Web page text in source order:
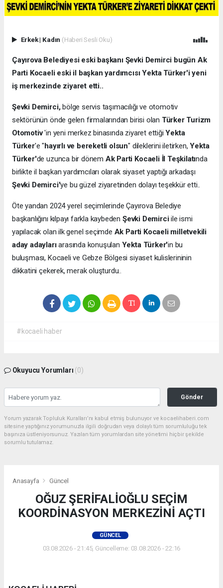
Erkek| Kadın (Haberi Sesli Oku)
Çayırova Belediyesi eski başkanı Şevki Demirci bugün Ak
Parti Kocaeli eski il başkan yardımcısı Yekta Türker'i yeni
iş merkezinde ziyaret etti..
Şevki Demirci,bölge servis taşımacılığı ve otomotiv
sektörünün önde gelen firmalarından birisi olan Türker Turizm
Otomotiv'in yeni merkez binasında ziyaret ettiğiYekta
Türker'e "hayırlı ve bereketli olsun" dileklerini iletirken,Yekta
Türker'de uzunca bir dönem Ak Parti Kocaeli İl Teşkilatında
birlikte il başkan yardımcıları olarak siyaset yaptığı arkadaşı
Şevki Demirci'ye bu güzel ziyaretinden dolayı teşekkür etti..
Öte yandan 2024 yerel seçimlerinde Çayırova Belediye
başkanlığını kılpayı farkla kaybeden Şevki Demirciile ismi
yapılacak olan ilk genel seçimde Ak Parti Kocaeli milletvekili
aday adaylarıarasında konuşulan Yekta Türker'in bu
buluşması, Kocaeli ve Gebze Bölgesi siyaset kulislerininin
dikkatini çekerek, merak oluşturdu..
#kocaeli haber
Okuyucu Yorumları (0)
Gönder
Yorum yazarak Topluluk Kuralları’nı kabul etmiş bulunuyor ve kocaelihaberi.com
sitesine yaptığınız yorumunuzla ilgili doğrudan veya dolaylı tüm sorumluluğu tek
başınıza üstleniyorsunuz. Yazılan tüm yorumlardan site yönetimi hiçbir şekilde
sorumlu tutulamaz.
Anasayfa Güncel
OĞUZ ŞERİFALİOĞLU SEÇİM
KOORDİNASYON MERKEZİNİ AÇTI
GÜNCEL
03.08.2026 - 21:45, Güncelleme: 03.08.2026 - 22:16